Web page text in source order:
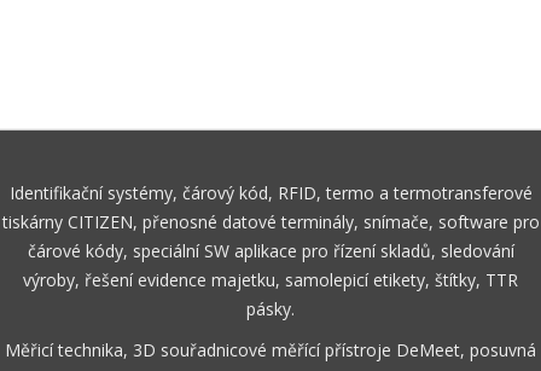
Identifikační systémy, čárový kód, RFID, termo a termotransferové
tiskárny CITIZEN, přenosné datové terminály, snímače, software pro
čárové kódy, speciální SW aplikace pro řízení skladů, sledování
výroby, řešení evidence majetku, samolepicí etikety, štítky, TTR
pásky.
Měřicí technika, 3D souřadnicové měřící přístroje DeMeet, posuvná